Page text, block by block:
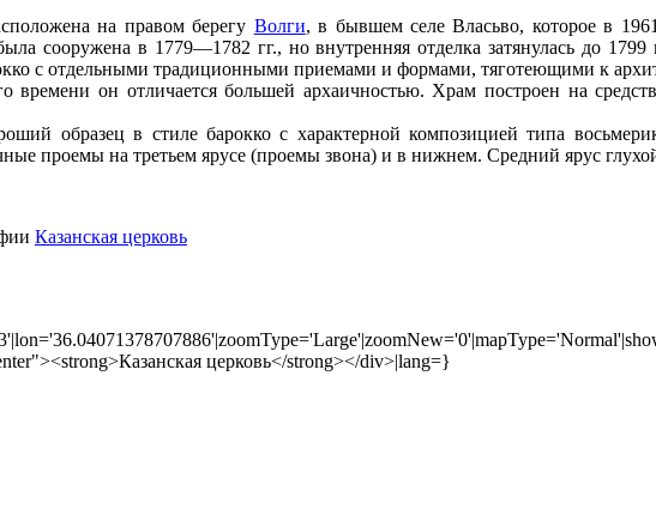
на правом берегу Волги, в бывшем селе Власьво, которое в
сооружена в 1779—1782 гг., но внутренняя отделка затянулась до 1799
с отдельными традиционными приемами и формами, тяготеющими к
времени он отличается большей архаичностью. Храм построен на
образец в стиле барокко с характерной композицией типа
проемы на третьем ярусе (проемы звона) и в нижнем. Средний ярус
Казанская церковь
церковь</strong></div>|lang=}